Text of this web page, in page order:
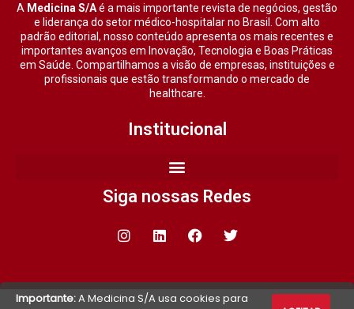
A Medicina S/Aé a mais importante revista de negócios, gestão
e liderança do setor médico-hospitalar no Brasil. Com alto
padrão editorial, nosso conteúdo apresenta os mais recentes e
importantes avanços em Inovação, Tecnologia e Boas Práticas
em Saúde. Compartilhamos a visão de empresas, instituições e
profissionais que estão transformando o mercado de
healthcare.
Institucional
Siga nossas Redes
Importante:A Medicina S/A usa cookies para